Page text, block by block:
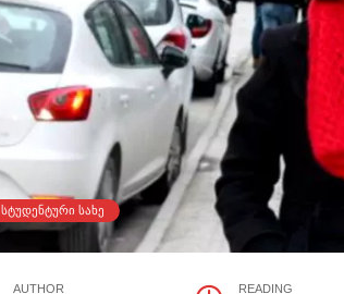
ᲡᲢᲣᲓᲔᲜᲢᲣᲠᲘ ᲡᲐᲮᲔ
AUTHOR READING